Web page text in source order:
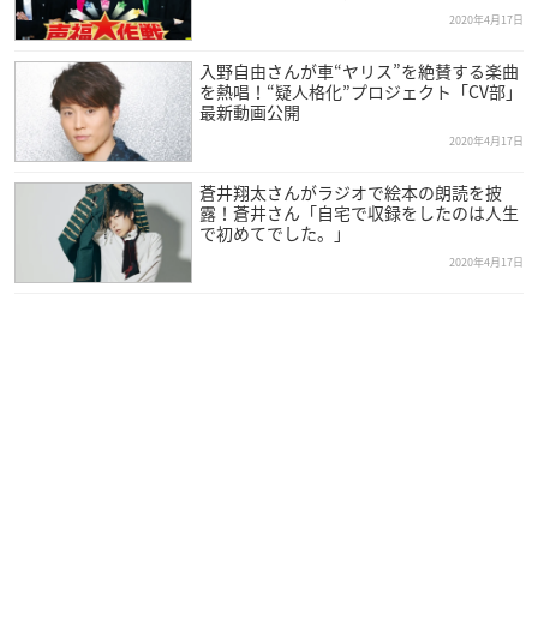
2020年4月17日
入野自由さんが車“ヤリス”を絶賛する楽曲
を熱唱！“疑人格化”プロジェクト「CV部」
最新動画公開
2020年4月17日
蒼井翔太さんがラジオで絵本の朗読を披
露！蒼井さん「自宅で収録をしたのは人生
で初めてでした。」
2020年4月17日